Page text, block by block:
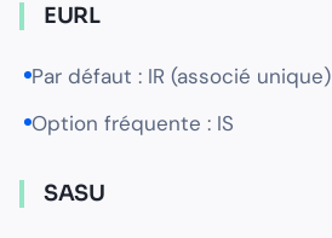
EURL
Par défaut : IR (associé unique)
Option fréquente : IS
SASU